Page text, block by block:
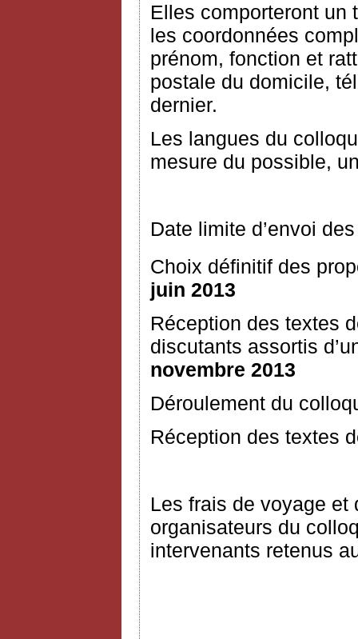
Elles comporteront un
les coordonnées
prénom, fonction et
postale du domicile,
dernier.
Les langues du
mesure du possible,
Date limite d’envoi
Choix définitif des
juin 2013
Réception des textes
discutants assortis
novembre 2013
Déroulement du
Réception des textes
Les frais de voyage et
organisateurs du
intervenants retenus